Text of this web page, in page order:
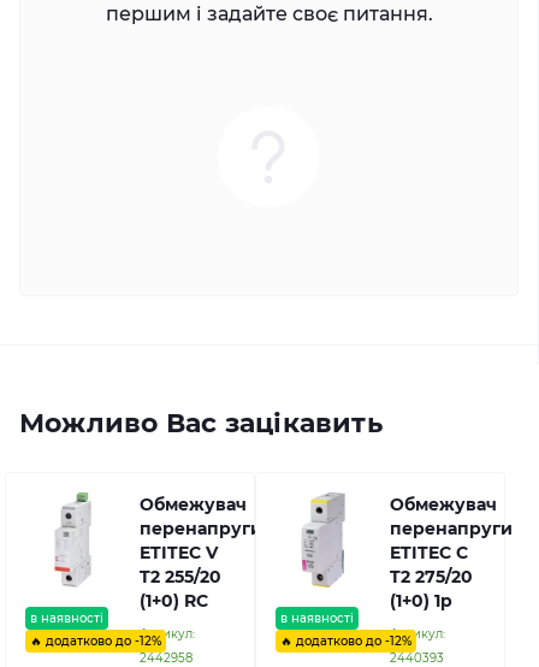
першим і задайте своє питання.
Можливо Вас зацікавить
в наявності
🔥 додатково до -12%
Обмежувач
перенапруги
ETITEC V
T2 255/20
(1+0) RC
Артикул:
2442958
в наявності
🔥 додатково до -12%
Обмежувач
перенапруги
ETITEC C
T2 275/20
(1+0) 1p
Артикул:
2440393